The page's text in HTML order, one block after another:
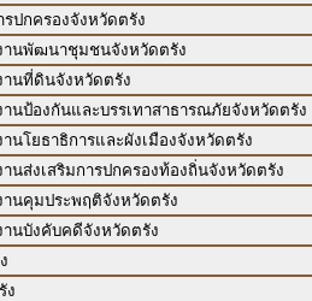
รปกครองจังหวัดตรัง
านพัฒนาชุมชนจังหวัดตรัง
านที่ดินจังหวัดตรัง
านป้องกันและบรรเทาสาธารณภัยจังหวัดตรัง
านโยธาธิการและผังเมืองจังหวัดตรัง
านส่งเสริมการปกครองท้องถิ่นจังหวัดตรัง
านคุมประพฤติจังหวัดตรัง
านบังคับคดีจังหวัดตรัง
ง